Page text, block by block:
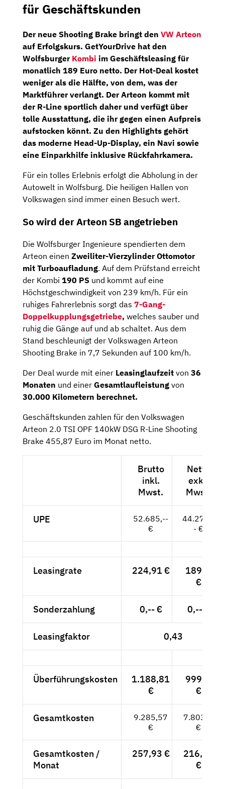
für Geschäftskunden
Der neue Shooting Brake bringt den VW Arteon
auf Erfolgskurs. GetYourDrive hat den
Wolfsburger Kombi im Geschäftsleasing für
monatlich 189 Euro netto. Der Hot-Deal kostet
weniger als die Hälfte, von dem, was der
Marktführer verlangt. Der Arteon kommt mit
der R-Line sportlich daher und verfügt über
tolle Ausstattung, die ihr gegen einen Aufpreis
aufstocken könnt. Zu den Highlights gehört
das moderne Head-Up-Display, ein Navi sowie
eine Einparkhilfe inklusive Rückfahrkamera.
Für ein tolles Erlebnis erfolgt die Abholung in der
Autowelt in Wolfsburg. Die heiligen Hallen von
Volkswagen sind immer einen Besuch wert.
So wird der Arteon SB angetrieben
Die Wolfsburger Ingenieure spendierten dem
Arteon einen Zweiliter-Vierzylinder Ottomotor
mit Turboaufladung. Auf dem Prüfstand erreicht
der Kombi 190 PS und kommt auf eine
Höchstgeschwindigkeit von 239 km/h. Für ein
ruhiges Fahrerlebnis sorgt das 7-Gang-
Doppelkupplungsgetriebe, welches sauber und
ruhig die Gänge auf und ab schaltet. Aus dem
Stand beschleunigt der Volkswagen Arteon
Shooting Brake in 7,7 Sekunden auf 100 km/h.
Der Deal wurde mit einer Leasinglaufzeit von 36
Monaten und einer Gesamtlaufleistung von
30.000 Kilometern berechnet.
Geschäftskunden zahlen für den Volkswagen
Arteon 2.0 TSI OPF 140kW DSG R-Line Shooting
Brake 455,87 Euro im Monat netto.
Brutto
inkl.
Mwst.
Netto
exkl.
Mwst.
UPE
52.685,--
€
44.273,-
- €
Leasingrate 224,91 €
189,--
€
Sonderzahlung 0,-- € 0,-- €
Leasingfaktor 0,43
Überführungskosten
1.188,81
€
999,--
€
Gesamtkosten
9.285,57
€
7.803,--
€
Gesamtkosten /
Monat
257,93 €
216,75
€